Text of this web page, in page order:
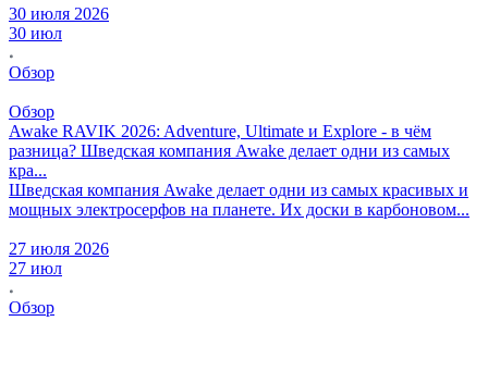
30 июля 2026
30 июл
Обзор
Обзор
Awake RAVIK 2026: Adventure, Ultimate и Explore - в чём
разница? Шведская компания Awake делает одни из самых
кра...
Шведская компания Awake делает одни из самых красивых и
мощных электросерфов на планете. Их доски в карбоновом...
27 июля 2026
27 июл
Обзор